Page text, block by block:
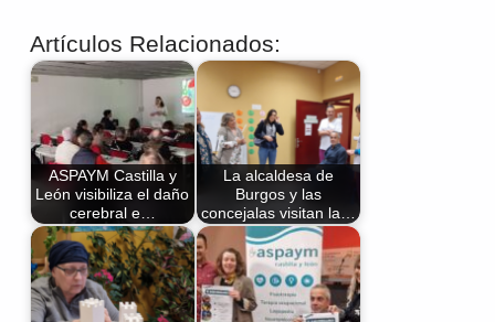
Artículos Relacionados:
ASPAYM Castilla y
León visibiliza el daño
cerebral e…
La alcaldesa de
Burgos y las
concejalas visitan la…